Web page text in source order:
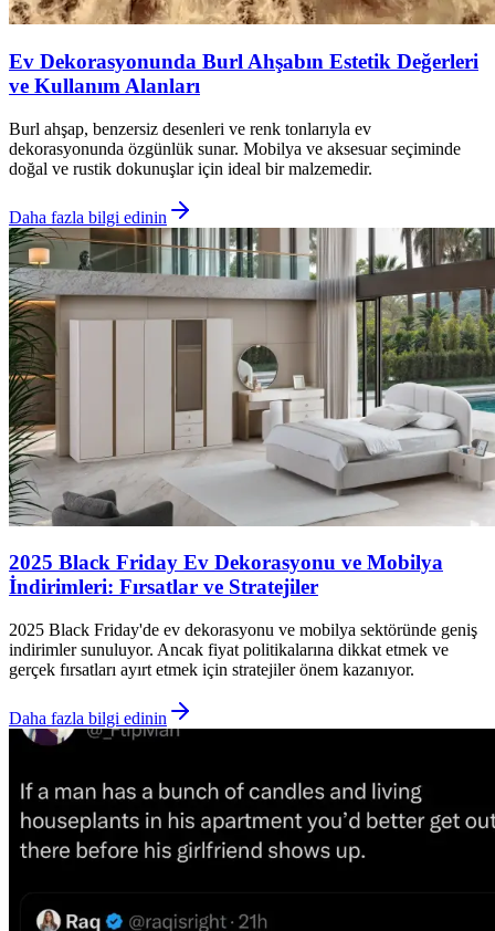
Ev Dekorasyonunda Burl Ahşabın Estetik Değerleri
ve Kullanım Alanları
Burl ahşap, benzersiz desenleri ve renk tonlarıyla ev
dekorasyonunda özgünlük sunar. Mobilya ve aksesuar seçiminde
doğal ve rustik dokunuşlar için ideal bir malzemedir.
Daha fazla bilgi edinin
2025 Black Friday Ev Dekorasyonu ve Mobilya
İndirimleri: Fırsatlar ve Stratejiler
2025 Black Friday'de ev dekorasyonu ve mobilya sektöründe geniş
indirimler sunuluyor. Ancak fiyat politikalarına dikkat etmek ve
gerçek fırsatları ayırt etmek için stratejiler önem kazanıyor.
Daha fazla bilgi edinin